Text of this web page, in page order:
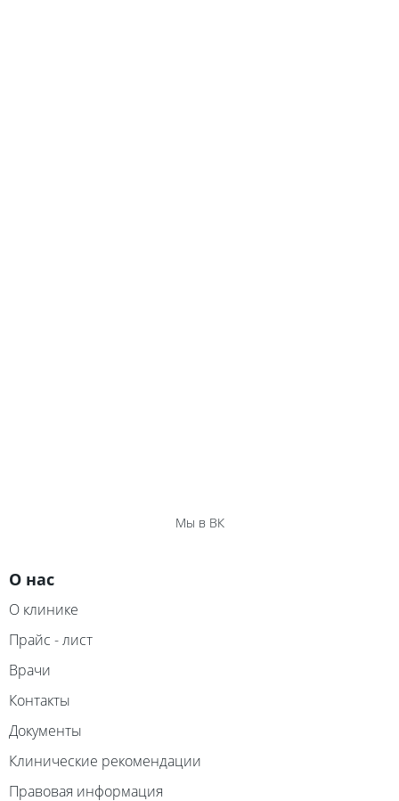
Мы в ВК
О нас
О клинике
Прайс - лист
Врачи
Контакты
Документы
Клинические рекомендации
Правовая информация